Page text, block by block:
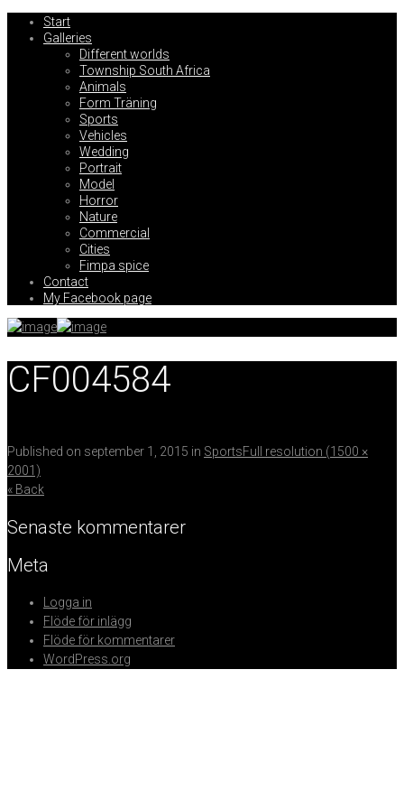
Start
Galleries
Different worlds
Township South Africa
Animals
Form Träning
Sports
Vehicles
Wedding
Portrait
Model
Horror
Nature
Commercial
Cities
Fimpa spice
Contact
My Facebook page
CF004584
Published on september 1, 2015 in SportsFull resolution (1500 ×
2001)
« Back
Senaste kommentarer
Meta
Logga in
Flöde för inlägg
Flöde för kommentarer
WordPress.org